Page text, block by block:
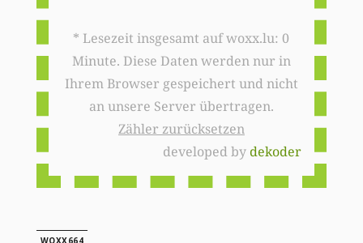
* Lesezeit insgesamt auf woxx.lu: 0
Minute. Diese Daten werden nur in
Ihrem Browser gespeichert und nicht
an unsere Server übertragen.
Zähler zurücksetzen
developed bydekoder
WOXX664